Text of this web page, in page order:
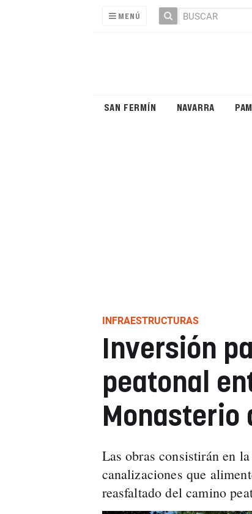
MENÚ
SAN FERMÍN NAVARRA
INFRAESTRUCTURAS
Inversión
peatonal
Monasterio
Las obras consistirán en
canalizaciones que
reasfaltado del camino